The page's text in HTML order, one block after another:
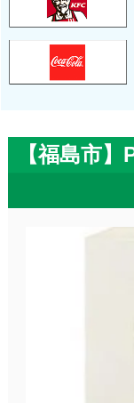
【福島市